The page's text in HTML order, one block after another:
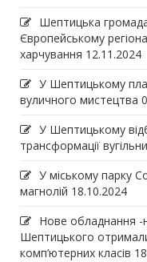
Шептицька
Європейському
харчування 12.11.2024
У Шептицькому
вуличного мистецтва
У Шептицькому
трансформації
У міському парку
магнолій 18.10.2024
Нове обладнання -
Шептицького
комп’ютерних класів